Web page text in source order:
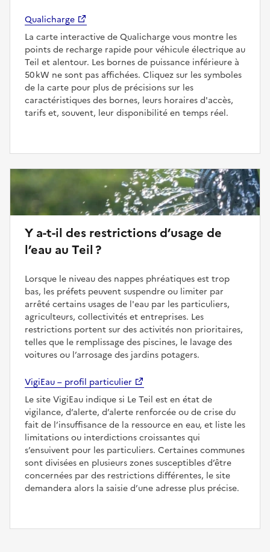
Qualicharge
La carte interactive de Qualicharge vous montre les
points de recharge rapide pour véhicule électrique au
Teil et alentour. Les bornes de puissance inférieure à
50 kW ne sont pas affichées. Cliquez sur les symboles
de la carte pour plus de précisions sur les
caractéristiques des bornes, leurs horaires d'accès,
tarifs et, souvent, leur disponibilité en temps réel.
Y a-t-il des restrictions d’usage de
l’eau au Teil ?
Lorsque le niveau des nappes phréatiques est trop
bas, les préfets peuvent suspendre ou limiter par
arrêté certains usages de l'eau par les particuliers,
agriculteurs, collectivités et entreprises. Les
restrictions portent sur des activités non prioritaires,
telles que le remplissage des piscines, le lavage des
voitures ou l’arrosage des jardins potagers.
VigiEau – profil particulier
Le site VigiEau indique si Le Teil est en état de
vigilance, d’alerte, d’alerte renforcée ou de crise du
fait de l’insuffisance de la ressource en eau, et liste les
limitations ou interdictions croissantes qui
s’ensuivent pour les particuliers. Certaines communes
sont divisées en plusieurs zones susceptibles d’être
concernées par des restrictions différentes, le site
demandera alors la saisie d’une adresse plus précise.